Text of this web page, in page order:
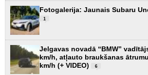
Fotogalerija: Jaunais Subaru
1
Jelgavas novadā “BMW”
km/h, atļauto braukšanas
km/h (+ VIDEO)
6